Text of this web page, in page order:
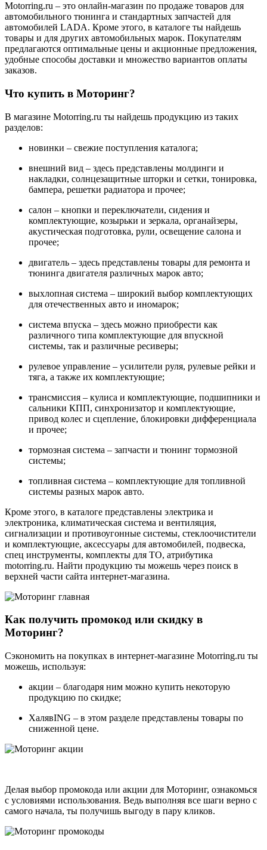
Motorring.ru – это онлайн-магазин по продаже товаров для
автомобильного тюнинга и стандартных запчастей для
автомобилей LADA. Кроме этого, в каталоге ты найдешь
товары и для других автомобильных марок. Покупателям
предлагаются оптимальные цены и акционные предложения,
удобные способы доставки и множество вариантов оплаты
заказов.
Что купить в Моторинг?
В магазине Motorring.ru ты найдешь продукцию из таких
разделов:
новинки – свежие поступления каталога;
внешний вид – здесь представлены молдинги и
накладки, солнцезащитные шторки и сетки, тонировка,
бампера, решетки радиатора и прочее;
салон – кнопки и переключатели, сидения и
комплектующие, козырьки и зеркала, органайзеры,
акустическая подготовка, рули, освещение салона и
прочее;
двигатель – здесь представлены товары для ремонта и
тюнинга двигателя различных марок авто;
выхлопная система – широкий выбор комплектующих
для отечественных авто и иномарок;
система впуска – здесь можно приобрести как
различного типа комплектующие для впускной
системы, так и различные ресиверы;
рулевое управление – усилители руля, рулевые рейки и
тяга, а также их комплектующие;
трансмиссия – кулиса и комплектующие, подшипники и
сальники КПП, синхронизатор и комплектующие,
привод колес и сцепление, блокировки дифференциала
и прочее;
тормозная система – запчасти и тюнинг тормозной
системы;
топливная система – комплектующие для топливной
системы разных марок авто.
Кроме этого, в каталоге представлены электрика и
электроника, климатическая система и вентиляция,
сигнализации и противоугонные системы, стеклоочистители
и комплектующие, аксессуары для автомобилей, подвеска,
спец инструменты, комплекты для ТО, атрибутика
motorring.ru. Найти продукцию ты можешь через поиск в
верхней части сайта интернет-магазина.
Как получить промокод или скидку в
Моторинг?
Сэкономить на покупках в интернет-магазине Motorring.ru ты
можешь, используя:
акции – благодаря ним можно купить некоторую
продукцию по скидке;
ХалявING – в этом разделе представлены товары по
сниженной цене.
Делая выбор промокода или акции для Моторинг, ознакомься
с условиями использования. Ведь выполняя все шаги верно с
самого начала, ты получишь выгоду в пару кликов.